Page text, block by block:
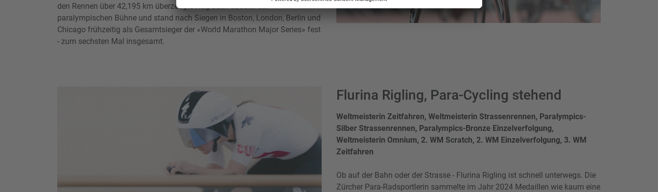
den Rennen über 42,195 km überzeugte Hug auch abseits der
paralympischen Bühne und stand nach Siegen in Boston, London, Berlin und
Chicago frühzeitig als Gesamtsieger der «World Marathon Major Series» fest
- zum sechsten Mal insgesamt.
Flurina Rigling, Para-Cycling stehend
Weltmeisterin Zeitfahren, Weltmeisterin Strassenrennen, Paralympics-
Silber Strassenrennen, Paralympics-Bronze Einzelverfolgung,
Weltmeisterin Omnium, 2. WM Scratch, 2. WM Einzelverfolgung, 3. WM
Zeitfahren
Ob auf der Bahn oder der Strasse - Flurina Rigling ist schnell unterwegs. Die
Zürcher Para-Radsportlerin sammelte im Jahr 2024 Medaillen wie kaum eine